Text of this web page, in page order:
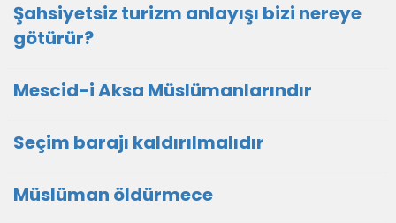
Şahsiyetsiz turizm anlayışı bizi nereye
götürür?
Mescid-i Aksa Müslümanlarındır
Seçim barajı kaldırılmalıdır
Müslüman öldürmece